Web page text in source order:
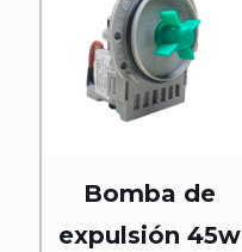
Bomba de
expulsión 45w